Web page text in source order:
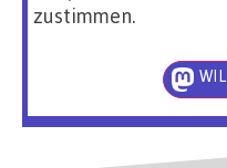
zustimmen.